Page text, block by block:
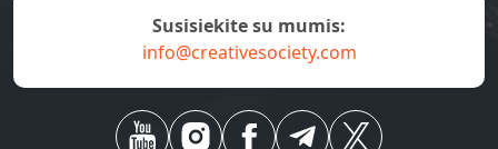
susisiekite su mumis:
info@creativesociety.com